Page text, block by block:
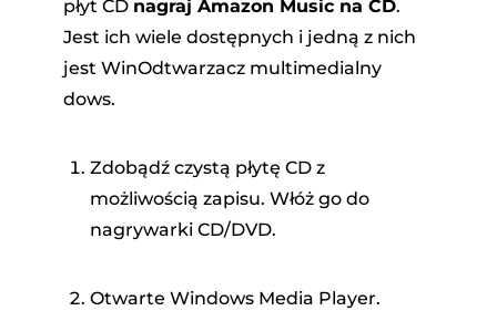
płyt CD nagraj Amazon Music na CD.
Jest ich wiele dostępnych i jedną z nich
jest WinOdtwarzacz multimedialny
dows.
Zdobądź czystą płytę CD z
możliwością zapisu. Włóż go do
nagrywarki CD/DVD.
Otwarte Windows Media Player.